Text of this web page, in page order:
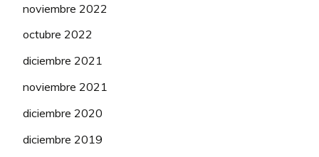
noviembre 2022
octubre 2022
diciembre 2021
noviembre 2021
diciembre 2020
diciembre 2019